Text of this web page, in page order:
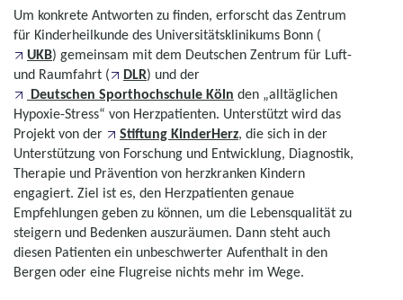
Um konkrete Antworten zu finden, erforscht das Zentrum
für Kinderheilkunde des Universitätsklinikums Bonn (
UKB) gemeinsam mit dem Deutschen Zentrum für Luft-
und Raumfahrt (
DLR) und der
Deutschen Sporthochschule Köln den „alltäglichen
Hypoxie-Stress“ von Herzpatienten. Unterstützt wird das
Projekt von der
Stiftung KinderHerz, die sich in der
Unterstützung von Forschung und Entwicklung, Diagnostik,
Therapie und Prävention von herzkranken Kindern
engagiert. Ziel ist es, den Herzpatienten genaue
Empfehlungen geben zu können, um die Lebensqualität zu
steigern und Bedenken auszuräumen. Dann steht auch
diesen Patienten ein unbeschwerter Aufenthalt in den
Bergen oder eine Flugreise nichts mehr im Wege.